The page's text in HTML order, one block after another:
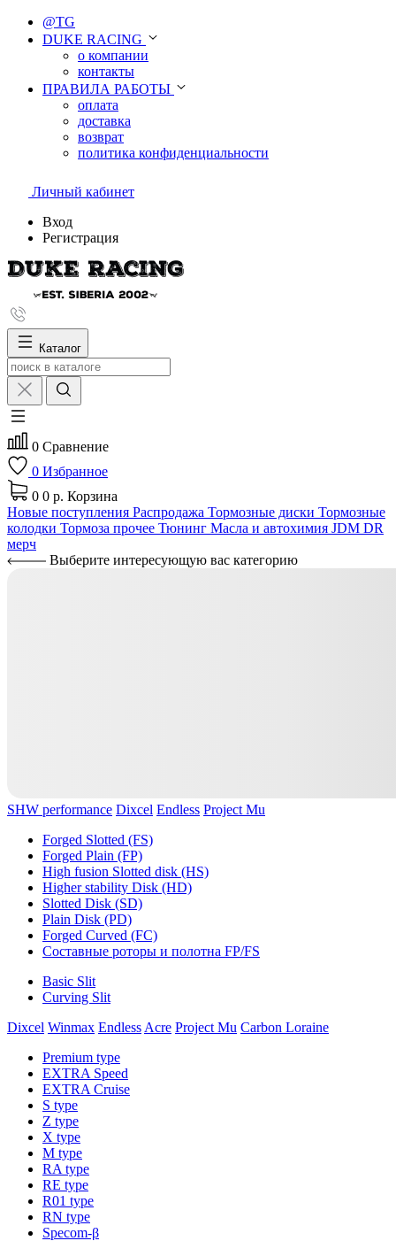
@TG
DUKE RACING
о компании
контакты
ПРАВИЛА РАБОТЫ
оплата
доставка
возврат
политика конфиденциальности
Личный кабинет
Вход
Регистрация
Каталог
0 Сравнение
0 Избранное
0 0 р. Корзина
Новые поступления Распродажа Тормозные диски Тормозные
колодки Тормоза прочее Тюнинг Масла и автохимия JDM DR
мерч
Выберите интересующую вас категорию
SHW performance Dixcel Endless Project Mu
Forged Slotted (FS)
Forged Plain (FP)
High fusion Slotted disk (HS)
Higher stability Disk (HD)
Slotted Disk (SD)
Plain Disk (PD)
Forged Curved (FC)
Составные роторы и полотна FP/FS
Basic Slit
Curving Slit
Dixcel Winmax Endless Acre Project Mu Carbon Loraine
Premium type
EXTRA Speed
EXTRA Cruise
S type
Z type
X type
M type
RA type
RE type
R01 type
RN type
Specom-β